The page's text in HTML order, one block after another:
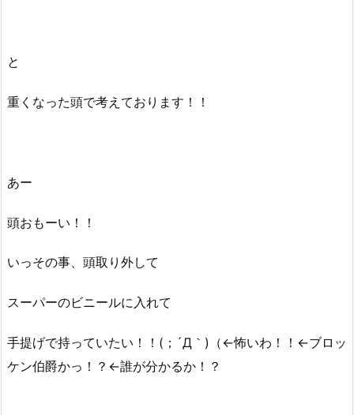
と
重くなった頭で考えております！！
あー
頭おもーい！！
いっその事、頭取り外して
スーパーのビニールに入れて
手提げで持っていたい！！(；´Д｀)（←怖いわ！！←ブロッ
ケン伯爵かっ！？←誰が分かるか！？